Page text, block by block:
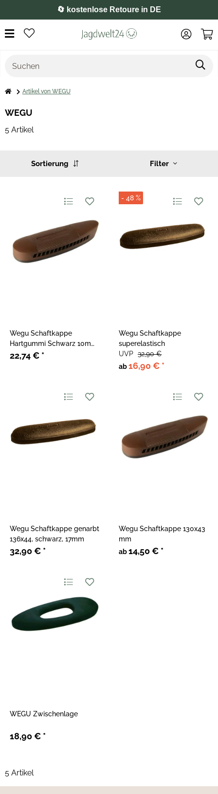
🔄 kostenlose Retoure in DE
Artikel von WEGU
WEGU
5 Artikel
Filter
Sortierung
Wegu Schaftkappe
Hartgummi Schwarz 10mm
Dicke
22,74 € *
- 48 %
Wegu Schaftkappe
superelastisch
ab16,90 € *
UVP 32,90 €
Wegu Schaftkappe genarbt
136x44, schwarz, 17mm
32,90 € *
Wegu Schaftkappe 130x43
mm
ab14,50 € *
WEGU Zwischenlage
18,90 € *
5 Artikel